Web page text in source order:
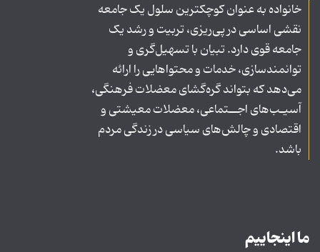
خانواده به عنوان کوچکترین سلول یک جامعه
نقشی اساسی در پی‌ریزی، تربیت و رشد یک
جامعه قوی دارد. تبیان با تسهیل‌گری و
توانمندسازی، خدمات و محتواهایی را ارائه
می‌دهد که بتواند گره‌گشای معضلات فرهنگی،
آسیـب‌های اجــتماعی، معضلات معیشتی و
اقتصادی و چالش‌های سیاسی در زندگی مردم
باشد.
ما اینجاییم